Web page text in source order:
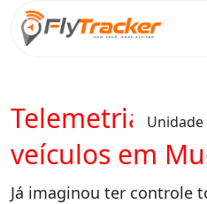
Telemetria
veículos em
Já imaginou ter controle